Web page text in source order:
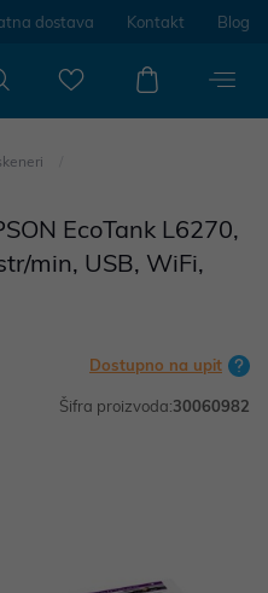
dostava Kontakt Blog
EcoTank L6270,
min, USB, WiFi,
Dostupno na upit
Šifra proizvoda:30060982